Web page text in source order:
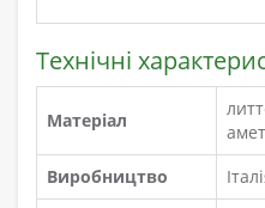
Технічні
Матеріал
Виробництво